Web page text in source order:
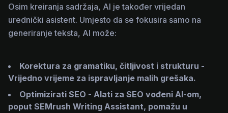
Osim kreiranja sadržaja, AI je također vrijedan
urednički asistent. Umjesto da se fokusira samo na
generiranje teksta, AI može:
Korektura za gramatiku, čitljivost i strukturu -
Vrijedno vrijeme za ispravljanje malih grešaka.
Optimizirati SEO - Alati za SEO vođeni AI-om,
poput SEMrush Writing Assistant, pomažu u